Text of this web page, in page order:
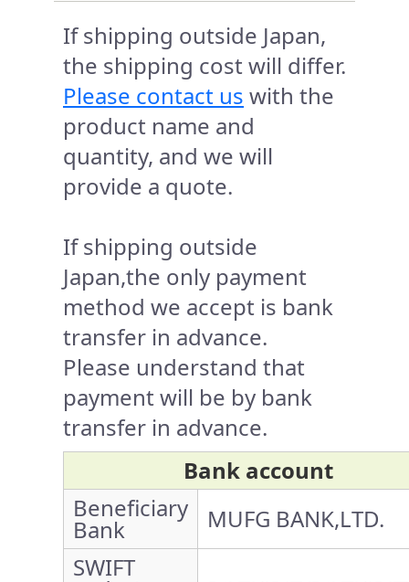
If shipping outside Japan,
the shipping cost will differ.
Please contact us with the
product name and
quantity, and we will
provide a quote.
If shipping outside
Japan,the only payment
method we accept is bank
transfer in advance.
Please understand that
payment will be by bank
transfer in advance.
Bank account
Beneficiary
Bank
MUFG BANK,LTD.
SWIFT